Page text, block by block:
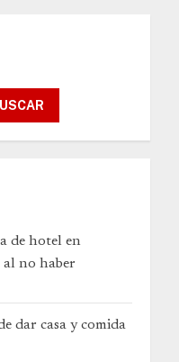
de hotel en
al no haber
dar casa y comida